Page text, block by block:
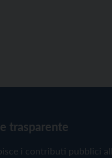
trasparente
i contributi pubblici